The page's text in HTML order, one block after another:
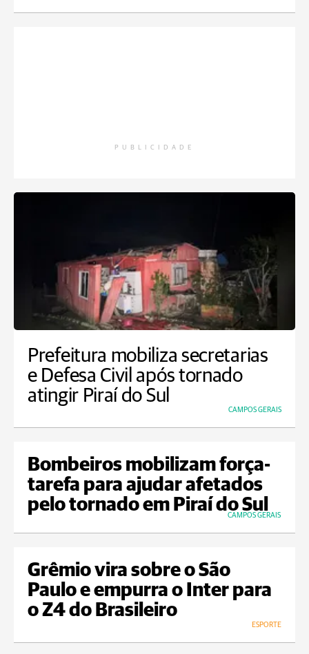
PUBLICIDADE
Prefeitura mobiliza secretarias
e Defesa Civil após tornado
atingir Piraí do Sul
CAMPOS GERAIS
Bombeiros mobilizam força-
tarefa para ajudar afetados
pelo tornado em Piraí do Sul
CAMPOS GERAIS
Grêmio vira sobre o São
Paulo e empurra o Inter para
o Z4 do Brasileiro
ESPORTE